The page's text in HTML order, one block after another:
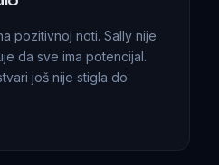
pozitivnoj noti. Sally nije
da sve ima potencijal.
još nije stigla do